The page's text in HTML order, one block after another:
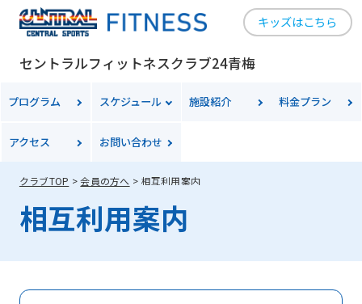
キッズはこちら
セントラルフィットネスクラブ24青梅
プログラム スケジュール 施設紹介 料金プラン
アクセス お問い合わせ
クラブTOP 会員の方へ 相互利用案内
相互利用案内